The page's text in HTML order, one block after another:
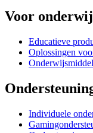
Voor
Educatieve
Oplossingen
Individuele